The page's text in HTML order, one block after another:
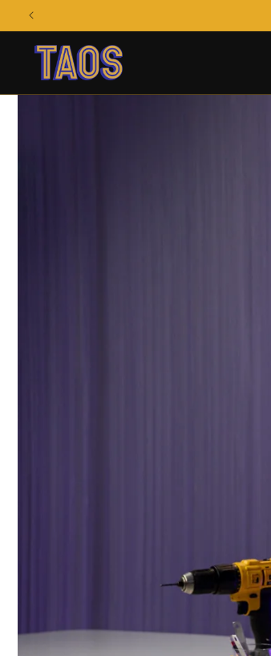
Przejdź